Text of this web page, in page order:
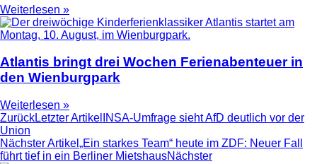
Weiterlesen »
Atlantis bringt drei Wochen Ferienabenteuer in
den Wienburgpark
Weiterlesen »
ZurückLetzter Artikel INSA-Umfrage sieht AfD deutlich vor der
Union
Nächster Artikel „Ein starkes Team“ heute im ZDF: Neuer Fall
führt tief in ein Berliner MietshausNächster